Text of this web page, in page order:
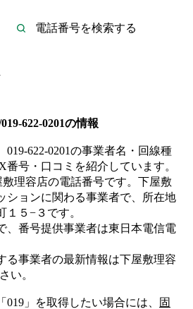
622-0201の情報
019-622-0201の事業者名・回線種
番号・口コミを紹介しています。
敷理容店の電話番号です。 下屋敷
ションに関わる事業者で、所在地
１５−３ です。
、番号提供事業者は東日本電信電
る事業者の最新情報は下屋敷理容
い。
019 」を取得したい場合には、
固